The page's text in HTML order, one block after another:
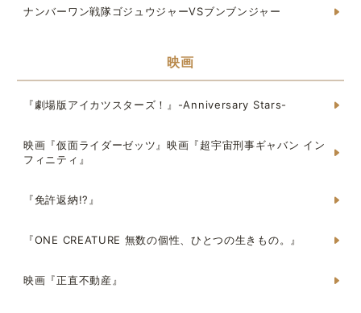
ナンバーワン戦隊ゴジュウジャーVSブンブンジャー
映画
『劇場版アイカツスターズ！』-Anniversary Stars-
映画『仮面ライダーゼッツ』映画『超宇宙刑事ギャバン イン
フィニティ』
『免許返納!?』
『ONE CREATURE 無数の個性、ひとつの生きもの。』
映画『正直不動産』